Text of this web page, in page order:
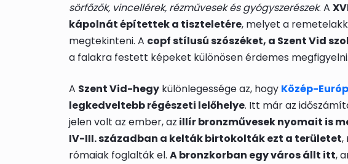
sörfőzők, vincellérek, rézművesek és gyógyszerészek. A
kápolnát építettek a tiszteletére, melyet a
megtekinteni. A copf stílusú szószéket, a Szent Vid
a falakra festett képeket különösen érdemes megfigyelni.
A Szent Vid-hegy különlegessége az, hogy Közép-
legkedveltebb régészeti lelőhelye. Itt már az
jelen volt az ember, az illír bronzművesek nyomait is
IV-III. században a kelták birtokolták ezt a területet,
rómaiak foglalták el. A bronzkorban egy város állt itt,